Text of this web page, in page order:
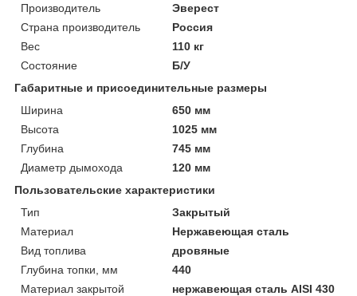
Производитель
Эверест
Страна производитель
Россия
Вес
110 кг
Состояние
Б/У
Габаритные и присоединительные размеры
Ширина
650 мм
Высота
1025 мм
Глубина
745 мм
Диаметр дымохода
120 мм
Пользовательские характеристики
Тип
Закрытый
Материал
Нержавеющая сталь
Вид топлива
дровяные
Глубина топки, мм
440
Материал закрытой
нержавеющая сталь AISI 430